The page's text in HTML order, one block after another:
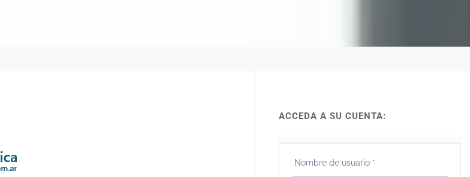
ACCEDA A SU CUENTA:
Nombre de usuario *